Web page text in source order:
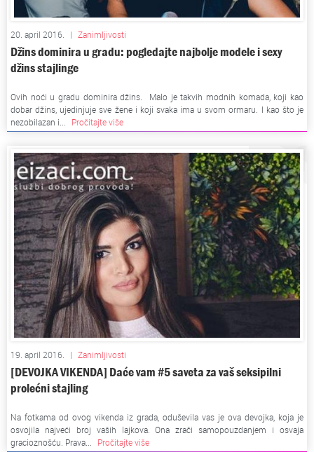
20. april 2016. | Zanimljivosti
Džins dominira u gradu: pogledajte najbolje modele i sexy
džins stajlinge
Ovih noći u gradu dominira džins. Malo je takvih modnih komada, koji kao
dobar džins, ujedinjuje sve žene i koji svaka ima u svom ormaru. I kao što je
nezobilazan i...
Pročitajte više
19. april 2016. | Zanimljivosti
[DEVOJKA VIKENDA] Daće vam #5 saveta za vaš seksipilni
prolećni stajling
Na fotkama od ovog vikenda iz grada, oduševila vas je ova devojka, koja je
osvojila najveći broj vaših lajkova. Ona zrači samopouzdanjem i osvaja
gracioznošću. Prava...
Pročitajte više